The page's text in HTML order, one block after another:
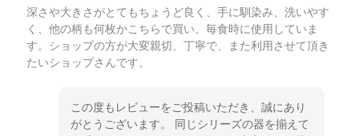
深さや大きさがとてもちょうど良く、手に馴染み、洗いやす
く、他の柄も何枚かこちらで買い、毎食時に使用していま
す。ショップの方が大変親切、丁寧で、また利用させて頂き
たいショップさんです。
この度もレビューをご投稿いただき、誠にあり
がとうございます。 同じシリーズの器を揃えて